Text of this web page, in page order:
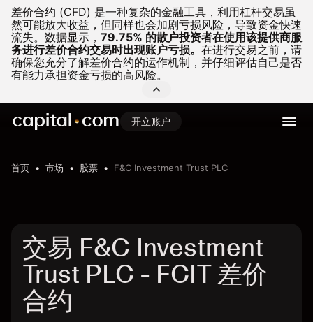
差价合约 (CFD) 是一种复杂的金融工具，利用杠杆交易虽
然可能放大收益，但同样也会加剧亏损风险，导致资金快速
流失。 数据显示， 79.75% 的散户投资者在使用该提供商服
务进行差价合约交易时出现账户亏损。 在进行交易之前，请
确保您充分了解差价合约的运作机制，并仔细评估自己是否
有能力承担资金亏损的高风险。
开立账户
首页 市场 股票 F&C Investment Trust PLC
交易 F&C Investment
Trust PLC - FCIT 差价
合约